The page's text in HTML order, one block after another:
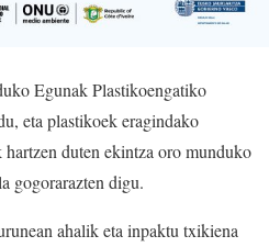
Egunak Plastikoengatiko
eta plastikoek eragindako
duten ekintza oro munduko
gogorarazten digu.
ahalik eta inpaktu txikiena